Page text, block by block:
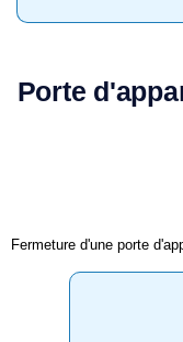
Porte
Fermeture d'une porte